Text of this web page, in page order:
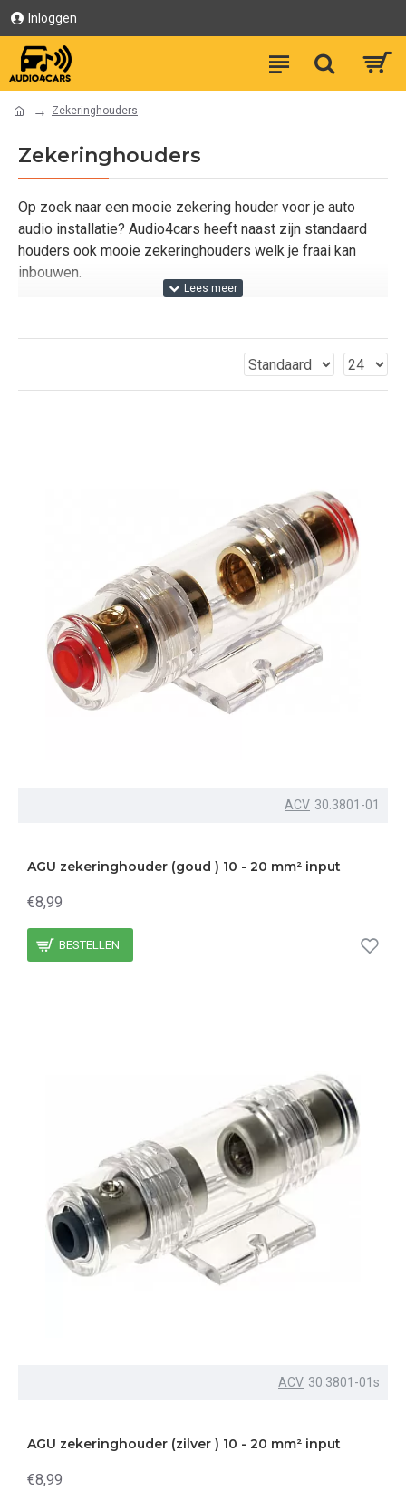
Inloggen
Zekeringhouders
Zekeringhouders
Op zoek naar een mooie zekering houder voor je auto
audio installatie? Audio4cars heeft naast zijn standaard
houders ook mooie zekeringhouders welk je fraai kan
inbouwen.
ACV 30.3801-01
AGU zekeringhouder (goud ) 10 - 20 mm² input
€8,99
BESTELLEN
ACV 30.3801-01s
AGU zekeringhouder (zilver ) 10 - 20 mm² input
€8,99